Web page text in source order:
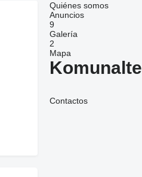
Quiénes somos
Anuncios
9
Galería
2
Mapa
Contactos